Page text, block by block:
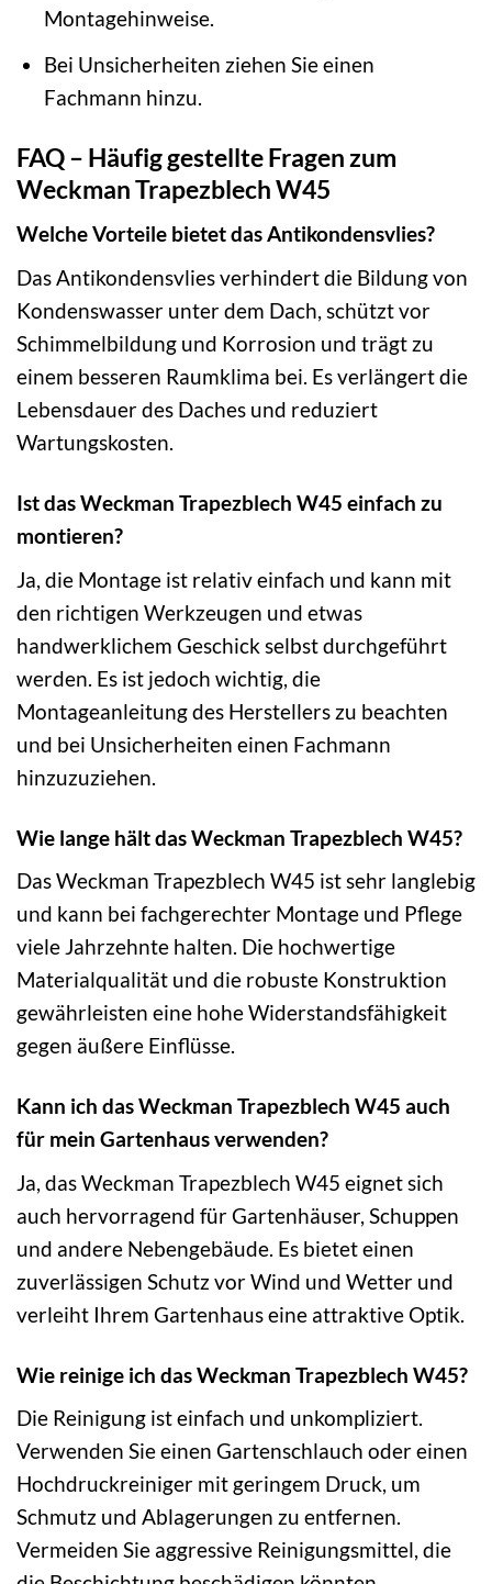
Montagehinweise.
Bei Unsicherheiten ziehen Sie einen
Fachmann hinzu.
FAQ – Häufig gestellte Fragen zum
Weckman Trapezblech W45
Welche Vorteile bietet das Antikondensvlies?
Das Antikondensvlies verhindert die Bildung von
Kondenswasser unter dem Dach, schützt vor
Schimmelbildung und Korrosion und trägt zu
einem besseren Raumklima bei. Es verlängert die
Lebensdauer des Daches und reduziert
Wartungskosten.
Ist das Weckman Trapezblech W45 einfach zu
montieren?
Ja, die Montage ist relativ einfach und kann mit
den richtigen Werkzeugen und etwas
handwerklichem Geschick selbst durchgeführt
werden. Es ist jedoch wichtig, die
Montageanleitung des Herstellers zu beachten
und bei Unsicherheiten einen Fachmann
hinzuzuziehen.
Wie lange hält das Weckman Trapezblech W45?
Das Weckman Trapezblech W45 ist sehr langlebig
und kann bei fachgerechter Montage und Pflege
viele Jahrzehnte halten. Die hochwertige
Materialqualität und die robuste Konstruktion
gewährleisten eine hohe Widerstandsfähigkeit
gegen äußere Einflüsse.
Kann ich das Weckman Trapezblech W45 auch
für mein Gartenhaus verwenden?
Ja, das Weckman Trapezblech W45 eignet sich
auch hervorragend für Gartenhäuser, Schuppen
und andere Nebengebäude. Es bietet einen
zuverlässigen Schutz vor Wind und Wetter und
verleiht Ihrem Gartenhaus eine attraktive Optik.
Wie reinige ich das Weckman Trapezblech W45?
Die Reinigung ist einfach und unkompliziert.
Verwenden Sie einen Gartenschlauch oder einen
Hochdruckreiniger mit geringem Druck, um
Schmutz und Ablagerungen zu entfernen.
Vermeiden Sie aggressive Reinigungsmittel, die